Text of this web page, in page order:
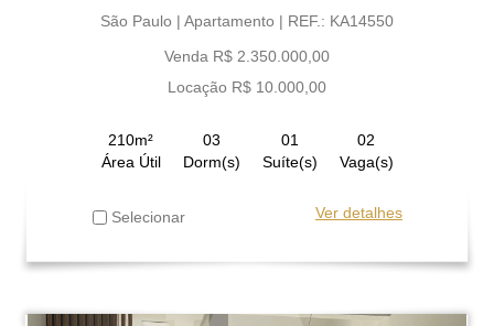
São Paulo | Apartamento | REF.: KA14550
Venda R$ 2.350.000,00
Locação R$ 10.000,00
210m²
Área Útil
03
Dorm(s)
01
Suíte(s)
02
Vaga(s)
Selecionar Ver detalhes